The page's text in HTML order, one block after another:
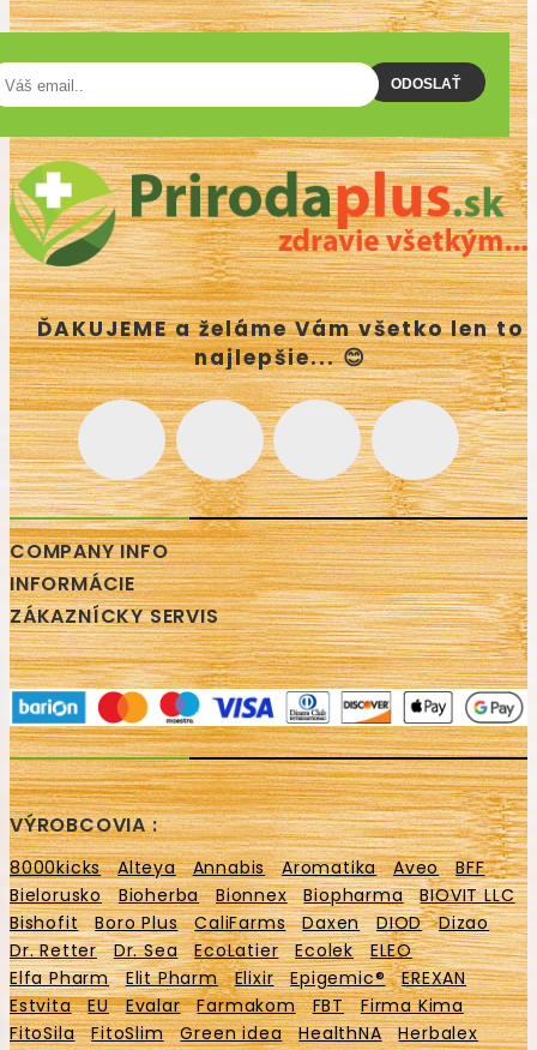
ODOSLAŤ
ĎAKUJEME a želáme Vám všetko len to
najlepšie... 😊
COMPANY INFO
INFORMÁCIE
ZÁKAZNÍCKY SERVIS
VÝROBCOVIA :
8000kicks Alteya Annabis Aromatika Aveo
BFF
Bielorusko
Bioherba Bionnex Biopharma
BIOVIT LLC
Bishofit
Boro Plus CaliFarms Daxen DIOD
Dizao
Dr. Retter
Dr. Sea EcoLatier Ecolek
ELEO
Elfa Pharm
Elit Pharm Elixir Epigemic®
EREXAN
Estvita
EU Evalar Farmakom FBT
Firma Kima
FitoSila
FitoSlim Green idea HealthNA
Herbalex